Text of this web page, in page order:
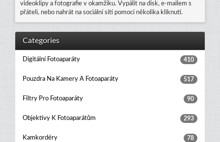
videoklipy a fotografie v okamžiku. Vypálit na disk, e-mailem s
přáteli, nebo nahrát na sociální sítí pomocí několika kliknutí.
Categories
Digitální Fotoaparáty 410
Pouzdra Na Kamery A Fotoaparáty 517
Filtry Pro Fotoaparáty 90
Objektivy K Fotoaparátům 293
Kamkordéry 78